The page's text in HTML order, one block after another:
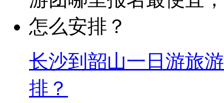
长沙到韶山一日游旅
排？